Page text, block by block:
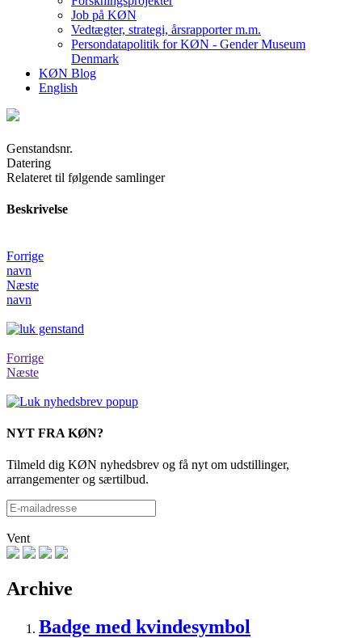
Job på KØN
Vedtægter, strategi, årsrapporter m.m.
Persondatapolitik for KØN - Gender Museum
Denmark
KØN Blog
English
Genstandsnr.
Datering
Relateret til følgende samlinger
Beskrivelse
Forrige
navn
Næste
navn
Forrige
Næste
NYT FRA KØN?
Tilmeld dig KØN nyhedsbrev og få nyt om udstillinger,
arrangementer og særtilbud.
Vent
Archive
Badge med kvindesymbol